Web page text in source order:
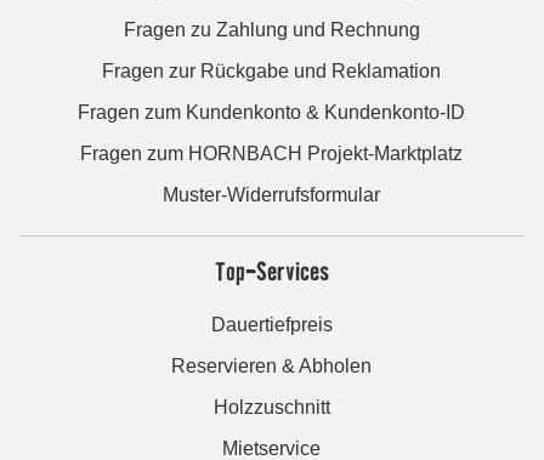
Fragen zu Zahlung und Rechnung
Fragen zur Rückgabe und Reklamation
Fragen zum Kundenkonto & Kundenkonto-ID
Fragen zum HORNBACH Projekt-Marktplatz
Muster-Widerrufsformular
Top-Services
Dauertiefpreis
Reservieren & Abholen
Holzzuschnitt
Mietservice